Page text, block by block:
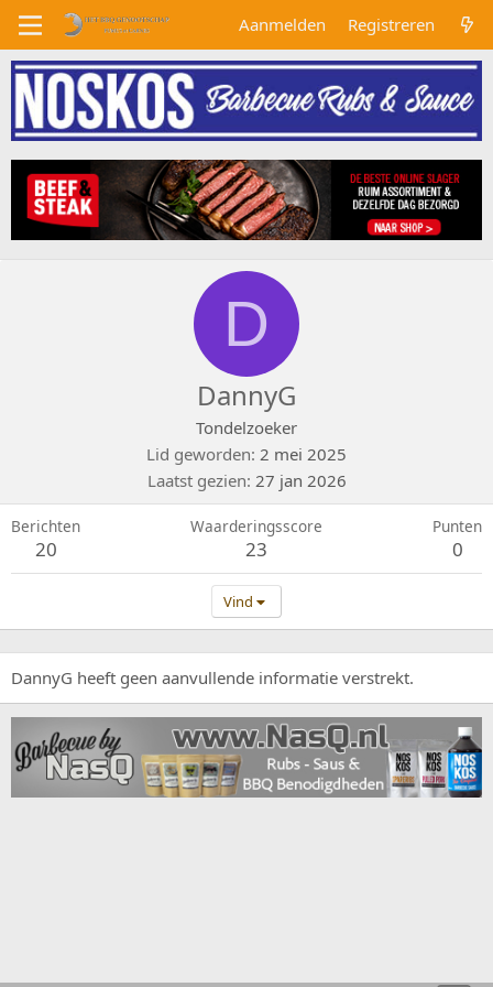
Aanmelden Registreren
D
DannyG
Tondelzoeker
Lid geworden 2 mei 2025
Laatst gezien 27 jan 2026
Berichten
20
Waarderingsscore
23
Punten
0
Vind
DannyG heeft geen aanvullende informatie verstrekt.